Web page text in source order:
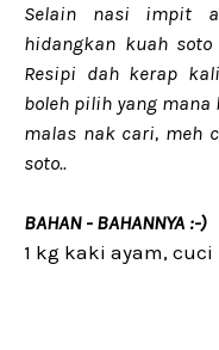
Selain nasi impit
hidangkan kuah
Resipi dah kerap
boleh pilih yang
malas nak cari, meh
soto..
BAHAN - BAHANNYA :-)
1 kg kaki ayam,